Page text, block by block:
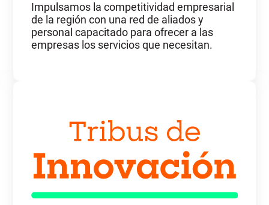
Impulsamos la competitividad empresarial
de la región con una red de aliados y
personal capacitado para ofrecer a las
empresas los servicios que necesitan.